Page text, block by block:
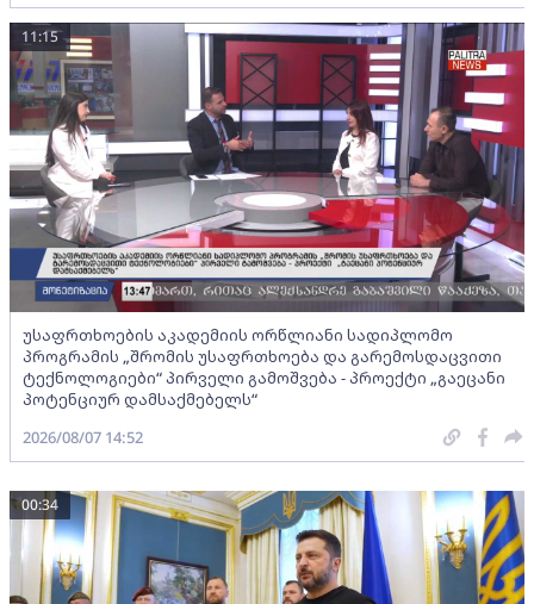
უსაფრთხოების აკადემიის ორწლიანი სადიპლომო
პროგრამის „შრომის უსაფრთხოება და გარემოსდაცვითი
ტექნოლოგიები“ პირველი გამოშვება - პროექტი „გაეცანი
პოტენციურ დამსაქმებელს“
11:15
2026/08/07 14:52
00:34